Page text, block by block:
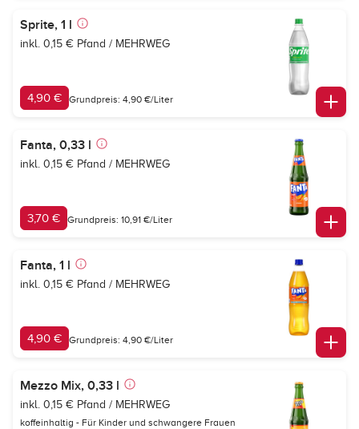
Sprite, 1 l
inkl. 0,15 € Pfand / MEHRWEG
4,90 € Grundpreis: 4,90 €/Liter
Fanta, 0,33 l
inkl. 0,15 € Pfand / MEHRWEG
3,70 € Grundpreis: 10,91 €/Liter
Fanta, 1 l
inkl. 0,15 € Pfand / MEHRWEG
4,90 € Grundpreis: 4,90 €/Liter
Mezzo Mix, 0,33 l
inkl. 0,15 € Pfand / MEHRWEG
koffeinhaltig - Für Kinder und schwangere Frauen